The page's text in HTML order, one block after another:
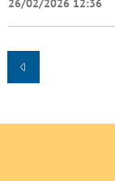
26/02/2026 12:36